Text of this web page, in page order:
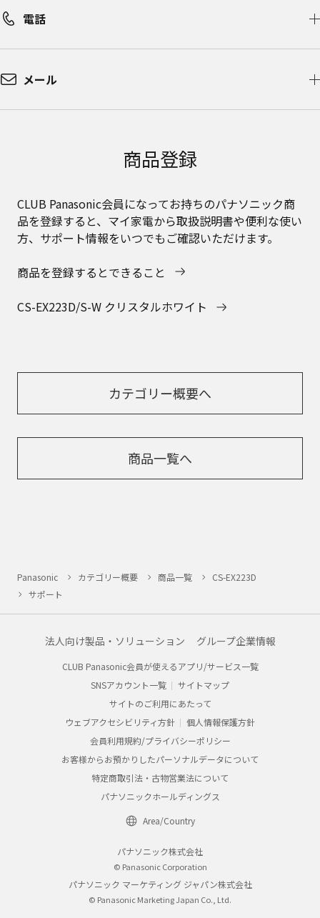
電話
メール
商品登録
CLUB Panasonic会員になってお持ちのパナソニック商
品を登録すると、マイ家電から取扱説明書や便利な使い
方、サポート情報をいつでもご確認いただけます。
商品を登録するとできること
CS-EX223D/S-W クリスタルホワイト
カテゴリー概要へ
商品一覧へ
Panasonic カテゴリー概要 商品一覧
CS-EX223D
サポート
法人向け製品・ソリューション グループ企業情報
CLUB Panasonic会員が使えるアプリ/サービス一覧
SNSアカウント一覧
サイトマップ
サイトのご利用にあたって
ウェブアクセシビリティ方針
個人情報保護方針
会員利用規約/プライバシーポリシー
お客様からお預かりしたパーソナルデータについて
特定商取引法・古物営業法について
パナソニックホールディングス
Area/Country
パナソニック株式会社
© Panasonic Corporation
パナソニック マーケティング ジャパン株式会社
© Panasonic Marketing Japan Co., Ltd.